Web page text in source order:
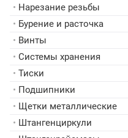
• Нарезание резьбы
• Бурение и расточка
• Винты
• Системы хранения
• Тиски
• Подшипники
• Щетки металлические
• Штангенциркули